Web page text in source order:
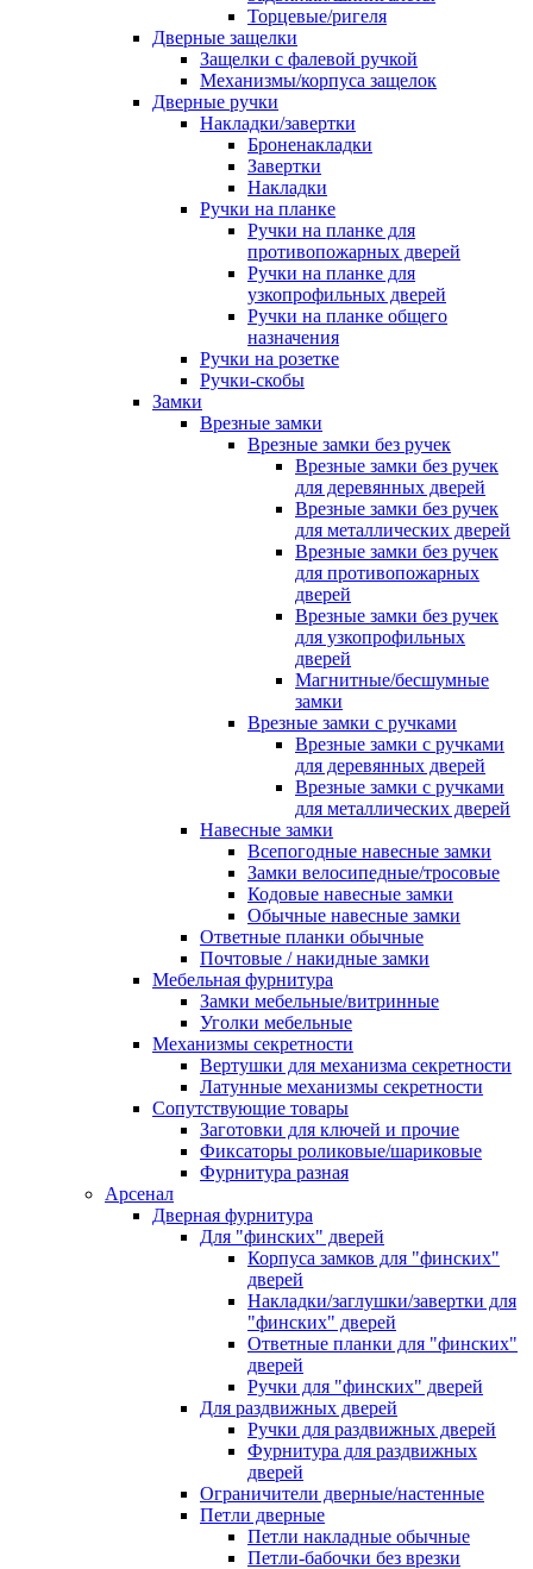
Торцевые/ригеля
Дверные защелки
Защелки с фалевой ручкой
Механизмы/корпуса защелок
Дверные ручки
Накладки/завертки
Броненакладки
Завертки
Накладки
Ручки на планке
Ручки на планке для
противопожарных дверей
Ручки на планке для
узкопрофильных дверей
Ручки на планке общего
назначения
Ручки на розетке
Ручки-скобы
Замки
Врезные замки
Врезные замки без ручек
Врезные замки без ручек
для деревянных дверей
Врезные замки без ручек
для металлических дверей
Врезные замки без ручек
для противопожарных
дверей
Врезные замки без ручек
для узкопрофильных
дверей
Магнитные/бесшумные
замки
Врезные замки с ручками
Врезные замки с ручками
для деревянных дверей
Врезные замки с ручками
для металлических дверей
Навесные замки
Всепогодные навесные замки
Замки велосипедные/тросовые
Кодовые навесные замки
Обычные навесные замки
Ответные планки обычные
Почтовые / накидные замки
Мебельная фурнитура
Замки мебельные/витринные
Уголки мебельные
Механизмы секретности
Вертушки для механизма секретности
Латунные механизмы секретности
Сопутствующие товары
Заготовки для ключей и прочие
Фиксаторы роликовые/шариковые
Фурнитура разная
Арсенал
Дверная фурнитура
Для "финских" дверей
Корпуса замков для "финских"
дверей
Накладки/заглушки/завертки для
"финских" дверей
Ответные планки для "финских"
дверей
Ручки для "финских" дверей
Для раздвижных дверей
Ручки для раздвижных дверей
Фурнитура для раздвижных
дверей
Ограничители дверные/настенные
Петли дверные
Петли накладные обычные
Петли-бабочки без врезки